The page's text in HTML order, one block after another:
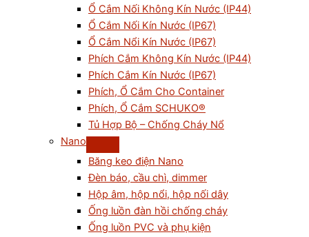
Ổ Cắm Nối Không Kín Nước (IP44)
Ổ Cắm Nối Kín Nước (IP67)
Ổ Cắm Nổi Kín Nước (IP67)
Phích Cắm Không Kín Nước (IP44)
Phích Cắm Kín Nước (IP67)
Phích, Ổ Cắm Cho Container
Phích, Ổ Cắm SCHUKO®
Tủ Hợp Bộ – Chống Cháy Nổ
Nano
Băng keo điện Nano
Đèn báo, cầu chì, dimmer
Hộp âm, hộp nổi, hộp nối dây
Ống luồn đàn hồi chống cháy
Ống luồn PVC và phụ kiện